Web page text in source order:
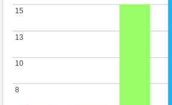
8
8
10
10
13
13
15
15